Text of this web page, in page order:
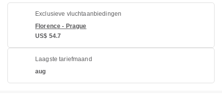
Exclusieve vluchtaanbiedingen
Florence - Prague
US$ 54.7
Laagste tariefmaand
aug